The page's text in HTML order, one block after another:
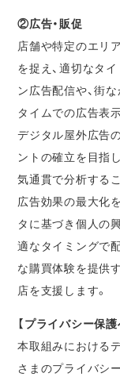
②広告・販促
店舗や特定のエリ
を捉え、適切なタ
ン広告配信や、街
タイムでの広告表
デジタル屋外広告
ントの確立を目指
気通貫で分析する
広告効果の最大化
タに基づき個人の
適なタイミングで
な購買体験を提供
店を支援します。
【プライバシー保
本取組みにおける
さまのプライバシ